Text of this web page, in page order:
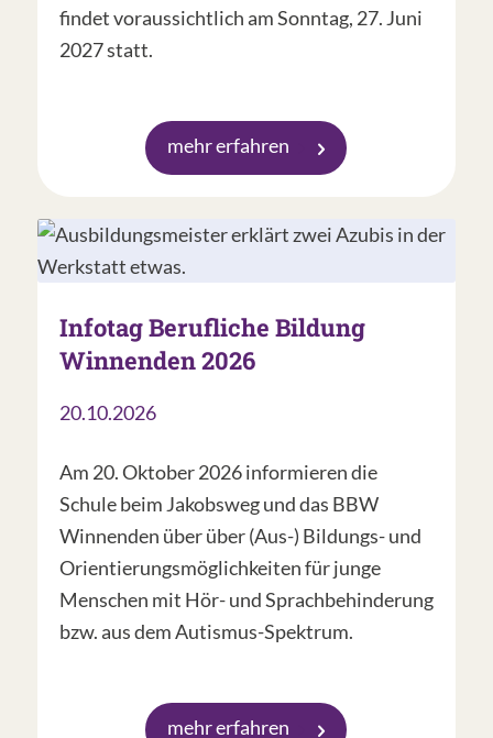
findet voraussichtlich am Sonntag, 27. Juni
2027 statt.
mehr erfahren
Infotag Berufliche Bildung
Winnenden 2026
20.10.2026
Am 20. Oktober 2026 informieren die
Schule beim Jakobsweg und das BBW
Winnenden über über (Aus-) Bildungs- und
Orientierungsmöglichkeiten für junge
Menschen mit Hör- und Sprachbehinderung
bzw. aus dem Autismus-Spektrum.
mehr erfahren